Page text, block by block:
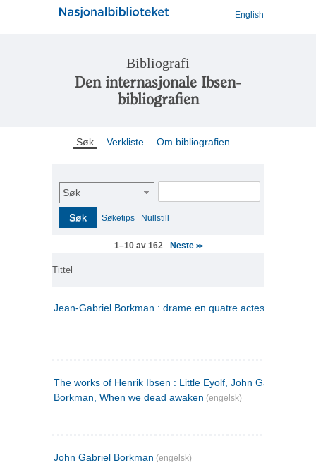
English
Bibliografi
Den internasjonale Ibsen-
bibliografien
Søk Verkliste Om bibliografien
Søk
Søk Søketips Nullstill
1–10 av 162 Neste >>
Tittel
Jean-Gabriel Borkman : drame en quatre actes
The works of Henrik Ibsen : Little Eyolf, John Gabriel
Borkman, When we dead awaken (engelsk)
John Gabriel Borkman (engelsk)